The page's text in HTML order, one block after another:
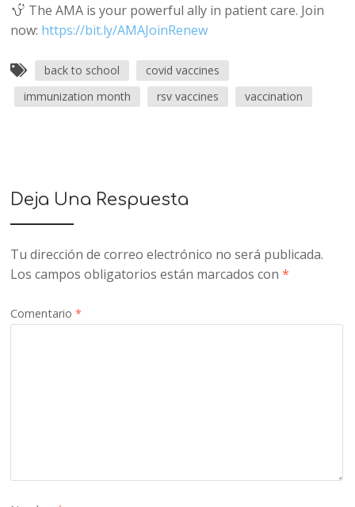
The AMA is your powerful ally in patient care. Join
now: https://bit.ly/AMAJoinRenew
back to school
covid vaccines
immunization month
rsv vaccines vaccination
Deja Una Respuesta
Tu dirección de correo electrónico no será publicada.
Los campos obligatorios están marcados con*
Comentario*